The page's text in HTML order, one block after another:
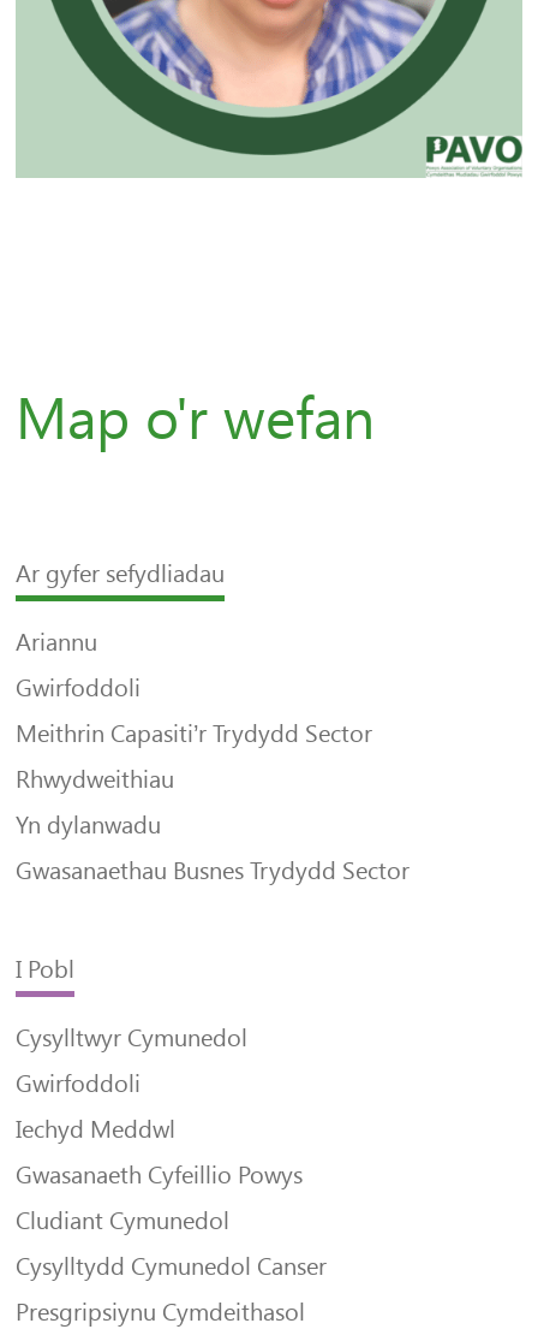
Map o'r wefan
Ar gyfer sefydliadau
Ariannu
Gwirfoddoli
Meithrin Capasiti’r Trydydd Sector
Rhwydweithiau
Yn dylanwadu
Gwasanaethau Busnes Trydydd Sector
I Pobl
Cysylltwyr Cymunedol
Gwirfoddoli
Iechyd Meddwl
Gwasanaeth Cyfeillio Powys
Cludiant Cymunedol
Cysylltydd Cymunedol Canser
Presgripsiynu Cymdeithasol